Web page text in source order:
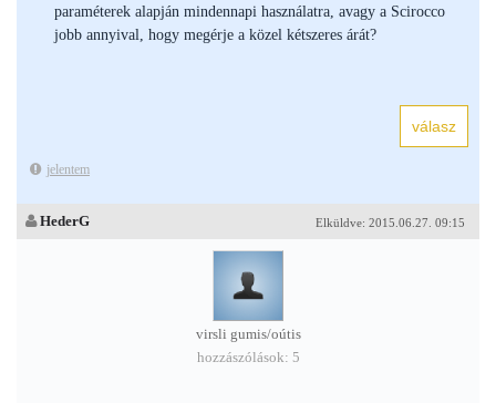
paraméterek alapján mindennapi használatra, avagy a Scirocco
jobb annyival, hogy megérje a közel kétszeres árát?
jelentem
Elküldve: 2015.06.27. 09:15
HederG
virsli gumis/oútis
hozzászólások: 5